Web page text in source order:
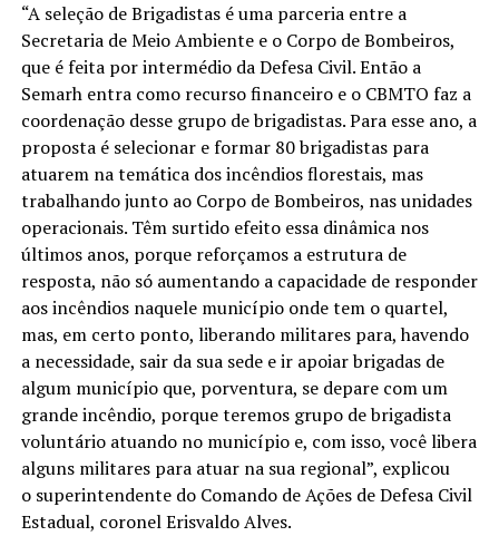
“A seleção de Brigadistas é uma parceria entre a
Secretaria de Meio Ambiente e o Corpo de Bombeiros,
que é feita por intermédio da Defesa Civil. Então a
Semarh entra como recurso financeiro e o CBMTO faz a
coordenação desse grupo de brigadistas. Para esse ano, a
proposta é selecionar e formar 80 brigadistas para
atuarem na temática dos incêndios florestais, mas
trabalhando junto ao Corpo de Bombeiros, nas unidades
operacionais. Têm surtido efeito essa dinâmica nos
últimos anos, porque reforçamos a estrutura de
resposta, não só aumentando a capacidade de responder
aos incêndios naquele município onde tem o quartel,
mas, em certo ponto, liberando militares para, havendo
a necessidade, sair da sua sede e ir apoiar brigadas de
algum município que, porventura, se depare com um
grande incêndio, porque teremos grupo de brigadista
voluntário atuando no município e, com isso, você libera
alguns militares para atuar na sua regional”, explicou
o superintendente do Comando de Ações de Defesa Civil
Estadual, coronel Erisvaldo Alves.